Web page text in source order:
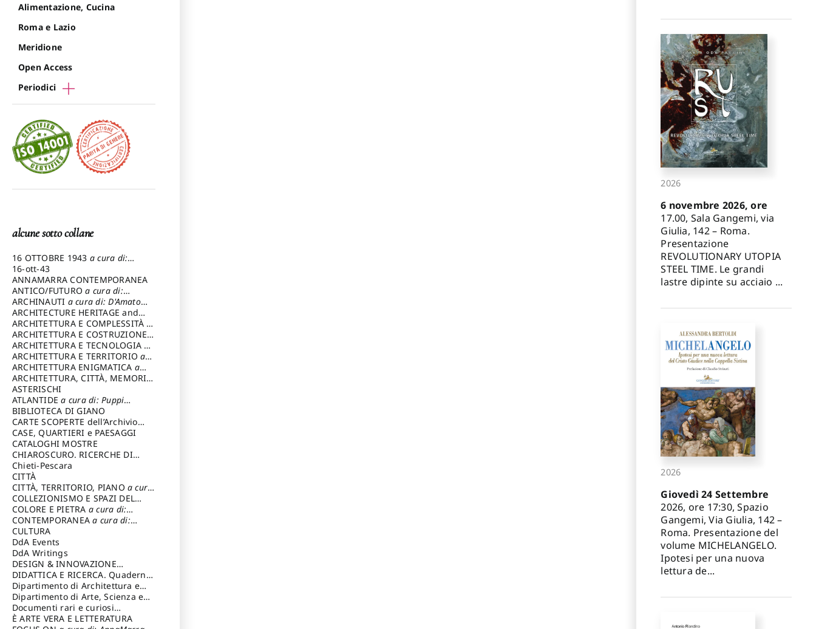
Alimentazione, Cucina
Roma e Lazio
Meridione
Open Access
Periodici
alcune sotto collane
16 OTTOBRE 1943 a cura di:
Pezzetti Marcello
16-ott-43
ANNAMARRA CONTEMPORANEA
ANTICO/FUTUROa cura di:
Varagnoli Claudio
ARCHINAUTI a cura di: D'Amato
Claudio
ARCHITECTURE HERITAGE and
DESIGN
ARCHITETTURA E COMPLESSITÀ a
cura di: Piva Antonio
ARCHITETTURA E COSTRUZIONEa
cura di: Poretti Sergio
ARCHITETTURA E TECNOLOGIA a
cura di: Carrara Gianfranco
ARCHITETTURA E TERRITORIOa
cura di: Pietrogrande Enrico
ARCHITETTURA ENIGMATICA a
cura di: Lenci Ruggero
ARCHITETTURA, CITTÀ, MEMORIA
a cura di: Valeriani Enrico
ASTERISCHI
ATLANTIDEa cura di: Puppi
Lionello
BIBLIOTECA DI GIANO
CARTE SCOPERTE dell’Archivio
Storico Capitolino
CASE, QUARTIERI e PAESAGGI
CATALOGHI MOSTRE
CHIAROSCURO. RICERCHE DI
STORIA E STORIA DELL'ARTE
cura di: Di Carpegna Falconieri
Tommaso
Chieti-Pescara
CITTÀ
CITTÀ, TERRITORIO, PIANO a cura
di: Imbesi Giuseppe
COLLEZIONISMO E SPAZI DEL
COLLEZIONISMO a cura di:
Magnani Lauro
COLORE E PIETRA a cura di:
Selvaggi Giuseppe
CONTEMPORANEAa cura di:
Gubinelli Luna
CULTURA
DdA Events
DdA Writings
DESIGN & INNOVAZIONE
TECNOLOGICAa cura di: Vallicelli
Andrea
DIDATTICA E RICERCA. Quaderni
della Scuola
Dipartimento di Architettura e
Analisi della Città Mediterranea
Dipartimento di Arte, Scienza e
Tecnica del Costuire
Documenti rari e curiosi
dall'Archivio Segreto
È ARTE VERA E LETTERATURA
2026
6 novembre 2026, ore
17.00, Sala Gangemi, via
Giulia, 142 – Roma.
Presentazione
REVOLUTIONARY UTOPIA
STEEL TIME. Le grandi
lastre dipinte su acciaio ...
2026
Giovedì 24 Settembre
2026, ore 17:30, Spazio
Gangemi, Via Giulia, 142 –
Roma. Presentazione del
volume MICHELANGELO.
Ipotesi per una nuova
lettura de...